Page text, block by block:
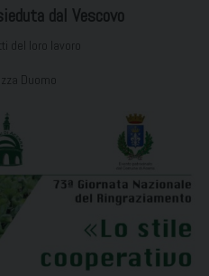
dal Vescovo
del loro lavoro
Duomo